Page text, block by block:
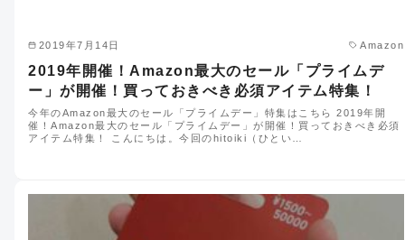
2019年7月14日 Amazon
2019年開催！Amazon最大のセール「プライムデ
ー」が開催！買っておきべき必須アイテム特集！
今年のAmazon最大のセール「プライムデー」特集はこちら 2019年開
催！Amazon最大のセール「プライムデー」が開催！買っておきべき必須
アイテム特集！ こんにちは。今回のhitoiki（ひとい…